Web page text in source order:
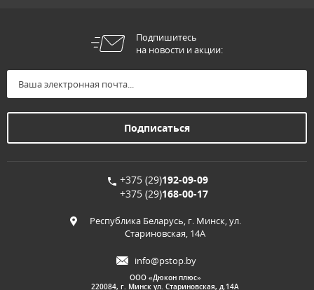
Подпишитесь
на новости и акции:
+375 (29)192-09-09
+375 (29)168-00-17
Республика Беларусь, г. Минск, ул.
Стариновская, 14А
info@pstop.by
ООО «Дюкон плюс»
220084, г. Минск ул. Стариновская, д.14А